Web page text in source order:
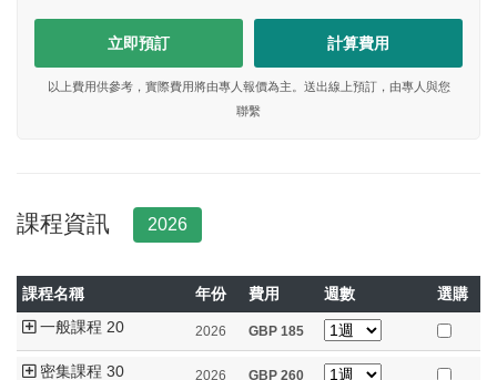
立即預訂 計算費用
以上費用供參考，實際費用將由專人報價為主。送出線上預訂，由專人與您
聯繫
課程資訊 2026
課程名稱 年份 費用 週數
選購
一般課程 20
2026 GBP 185
密集課程 30 2026 GBP 260